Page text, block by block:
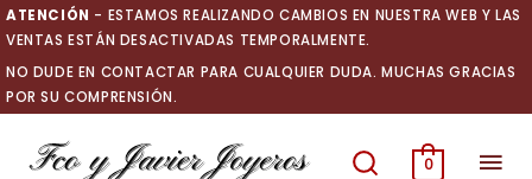
Ir
al
contenido
ATENCIÓN - ESTAMOS REALIZANDO CAMBIOS EN NUESTRA WEB Y LAS
VENTAS ESTÁN DESACTIVADAS TEMPORALMENTE.
NO DUDE EN CONTACTAR PARA CUALQUIER DUDA. MUCHAS GRACIAS
POR SU COMPRENSIÓN.
0